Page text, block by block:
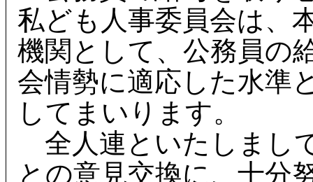
私ども人事委員会は、
機関として、公務員の
会情勢に適応した水準
してまいります。
全人連といたしまし
との意見交換に、十分